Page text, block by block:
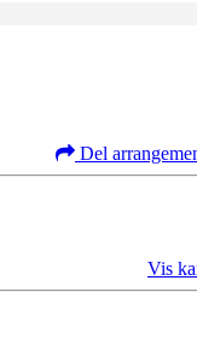
Del
Vis